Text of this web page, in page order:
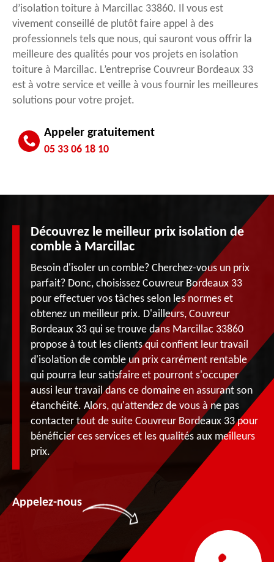
d’isolation toiture à Marcillac 33860. Il vous est
vivement conseillé de plutôt faire appel à des
professionnels tels que nous, qui sauront vous offrir la
meilleure des qualités pour vos projets en isolation
toiture à Marcillac. L’entreprise Couvreur Bordeaux 33
est à votre service et veille à vous fournir les meilleures
solutions pour votre projet.
Appeler gratuitement
05 33 06 18 10
Découvrez le meilleur prix isolation de
comble à Marcillac
Besoin d'isoler un comble? Cherchez-vous un prix
parfait? Donc, choisissez Couvreur Bordeaux 33
pour effectuer vos tâches selon les normes et
obtenez un meilleur prix. D'ailleurs, Couvreur
Bordeaux 33 qui se trouve dans Marcillac 33860
propose à tout les clients qui confient leur travail
d'isolation de comble un prix carrément rentable
qui pourra leur satisfaire et pourront s'occuper
aussi leur travail dans ce domaine en assurant son
étanchéité. Alors, qu'attendez de vous à ne pas
contacter tout de suite Couvreur Bordeaux 33 pour
bénéficier ces services et les qualités aux meilleurs
prix.
Appelez-nous